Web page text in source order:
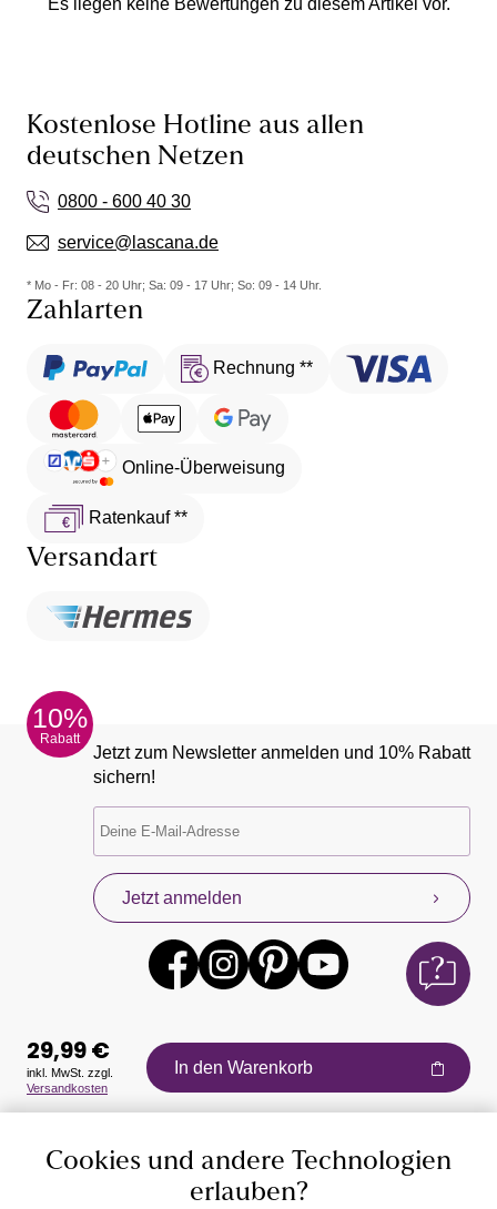
Es liegen keine Bewertungen zu diesem Artikel vor.
Kostenlose Hotline aus allen
deutschen Netzen
0800 - 600 40 30
service@lascana.de
* Mo - Fr: 08 - 20 Uhr; Sa: 09 - 17 Uhr; So: 09 - 14 Uhr.
Zahlarten
Rechnung **
Online-Überweisung
Ratenkauf **
Versandart
10%
Rabatt
Jetzt zum Newsletter anmelden und 10% Rabatt
sichern!
Jetzt anmelden
Auszeichnungen
29,99 €
inkl. MwSt. zzgl.
Versandkosten
In den Warenkorb
Cookies und andere Technologien
erlauben?